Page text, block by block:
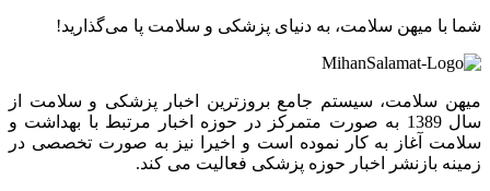
شما با میهن سلامت، به دنیای پزشکی و سلامت پا می‌گذارید!
میهن سلامت، سیستم جامع بروزترین اخبار پزشکی و سلامت از
سال 1389 به صورت متمرکز در حوزه اخبار مرتبط با بهداشت و
سلامت آغاز به کار نموده است و اخیرا نیز به صورت تخصصی در
زمینه بازنشر اخبار حوزه پزشکی فعالیت می کند.